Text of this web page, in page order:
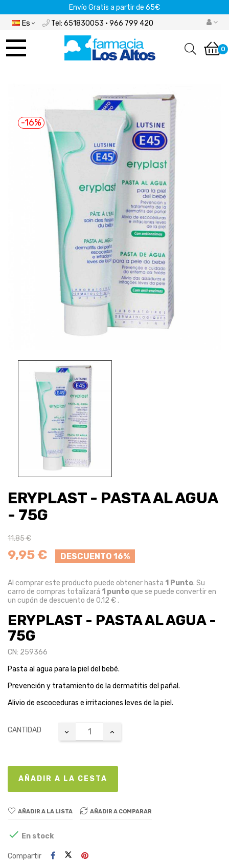
Envío Gratis a partir de 65€
Es Tel: 651830053 · 966 799 420
Navegación 0
-16%
ERYPLAST - PASTA AL AGUA
- 75G
11,85 €
9,95 € DESCUENTO 16%
Al comprar este producto puede obtener hasta 1 Punto. Su
carro de compras totalizará 1 puntoque se puede convertir en
un cupón de descuento de 0,12 €.
ERYPLAST - PASTA AL AGUA -
75G
CN: 259366
Pasta al agua para la piel del bebé.
Prevención y tratamiento de la dermatitis del pañal.
Alivio de escoceduras e irritaciones leves de la piel.
CANTIDAD
AÑADIR A LA CESTA
AÑADIR A LA LISTA AÑADIR A COMPARAR
 En stock
Compartir